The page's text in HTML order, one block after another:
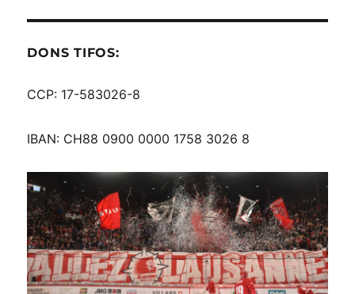
DONS TIFOS:
CCP: 17-583026-8
IBAN: CH88 0900 0000 1758 3026 8